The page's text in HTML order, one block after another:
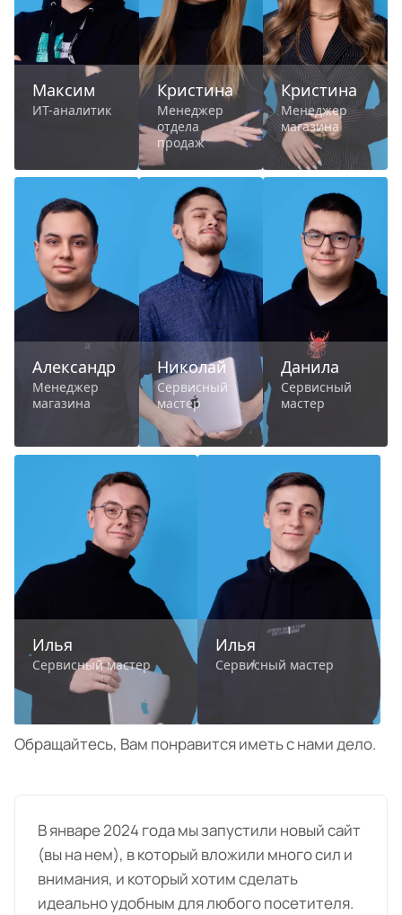
Обращайтесь, Вам понравится иметь с нами дело.
В январе 2024 года мы запустили новый сайт
(вы на нем), в который вложили много сил и
внимания, и который хотим сделать
идеально удобным для любого посетителя.